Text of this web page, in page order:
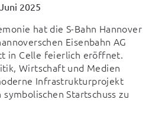
2025
hat die S-Bahn Hannover
Eisenbahn AG
in Celle feierlich eröffnet.
Wirtschaft und Medien
Infrastrukturprojekt
Startschuss zu